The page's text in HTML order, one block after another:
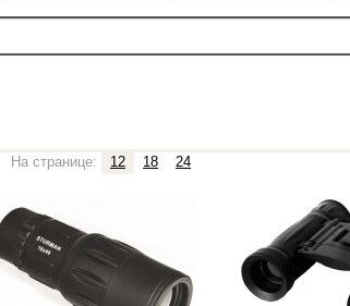
На странице: 12 18 24